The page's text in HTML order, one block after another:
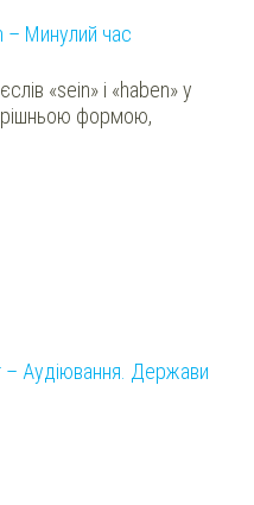
– Минулий час
«sein» і «haben» у
формою,
– Аудіювання. Держави